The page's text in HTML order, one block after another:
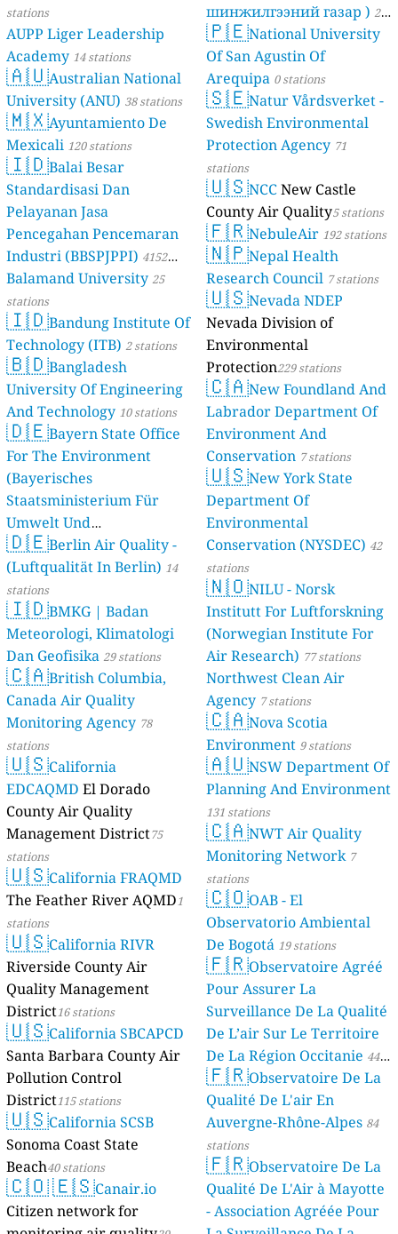
stations
AUPP Liger Leadership
Academy 14 stations
🇦🇺Australian National
University (ANU) 38 stations
🇲🇽Ayuntamiento De
Mexicali 120 stations
🇮🇩Balai Besar
Standardisasi Dan
Pelayanan Jasa
Pencegahan Pencemaran
Industri (BBSPJPPI) 4152
stations
Balamand University25
stations
🇮🇩Bandung Institute Of
Technology (ITB) 2 stations
🇧🇩Bangladesh
University Of Engineering
And Technology 10 stations
🇩🇪Bayern State Office
For The Environment
(Bayerisches
Staatsministerium Für
Umwelt Und
Verbraucherschutz) - LfU
46 stations
🇩🇪Berlin Air Quality -
(Luftqualität In Berlin) 14
stations
🇮🇩BMKG | Badan
Meteorologi, Klimatologi
Dan Geofisika 29 stations
🇨🇦British Columbia,
Canada Air Quality
Monitoring Agency 78
stations
🇺🇸California
EDCAQMD El Dorado
County Air Quality
Management District75
stations
🇺🇸California FRAQMD
The Feather River AQMD1
stations
🇺🇸California RIVR
Riverside County Air
Quality Management
District16 stations
🇺🇸California SBCAPCD
Santa Barbara County Air
Pollution Control
District115 stations
🇺🇸California SCSB
Sonoma Coast State
Beach40 stations
🇨🇴🇪🇸Canair.io
Citizen network for
шинжилгээний газар ) 21
stations
🇵🇪National University
Of San Agustin Of
Arequipa 0 stations
🇸🇪Natur Vårdsverket -
Swedish Environmental
Protection Agency 71
stations
🇺🇸NCCNew Castle
County Air Quality5 stations
🇫🇷NebuleAir 192 stations
🇳🇵Nepal Health
Research Council 7 stations
🇺🇸Nevada NDEP
Nevada Division of
Environmental
Protection229 stations
🇨🇦New Foundland And
Labrador Department Of
Environment And
Conservation 7 stations
🇺🇸New York State
Department Of
Environmental
Conservation (NYSDEC) 42
stations
🇳🇴NILU - Norsk
Institutt For Luftforskning
(Norwegian Institute For
Air Research) 77 stations
Northwest Clean Air
Agency 7 stations
🇨🇦Nova Scotia
Environment 9 stations
🇦🇺NSW Department Of
Planning And Environment
131 stations
🇨🇦NWT Air Quality
Monitoring Network 7
stations
🇨🇴OAB - El
Observatorio Ambiental
De Bogotá 19 stations
🇫🇷Observatoire Agréé
Pour Assurer La
Surveillance De La Qualité
De L’air Sur Le Territoire
De La Région Occitanie 44
stations
🇫🇷Observatoire De La
Qualité De L'air En
Auvergne-Rhône-Alpes 84
stations
🇫🇷Observatoire De La
Qualité De L'Air à Mayotte
- Association Agréée Pour